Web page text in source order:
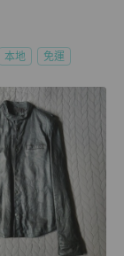
本地 免運